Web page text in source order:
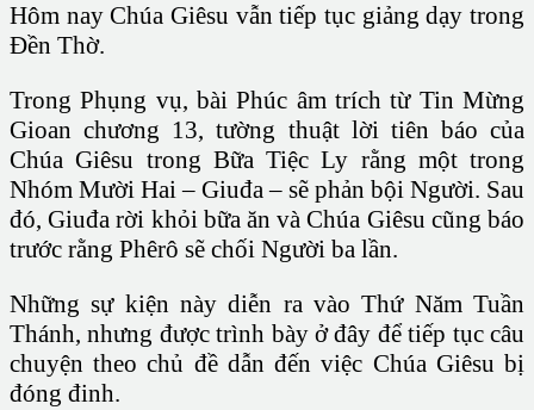
Hôm nay Chúa Giêsu vẫn tiếp tục giảng dạy trong
Đền Thờ.
Trong Phụng vụ, bài Phúc âm trích từ Tin Mừng
Gioan chương 13, tường thuật lời tiên báo của
Chúa Giêsu trong Bữa Tiệc Ly rằng một trong
Nhóm Mười Hai – Giuđa – sẽ phản bội Người. Sau
đó, Giuđa rời khỏi bữa ăn và Chúa Giêsu cũng báo
trước rằng Phêrô sẽ chối Người ba lần.
Những sự kiện này diễn ra vào Thứ Năm Tuần
Thánh, nhưng được trình bày ở đây để tiếp tục câu
chuyện theo chủ đề dẫn đến việc Chúa Giêsu bị
đóng đinh.